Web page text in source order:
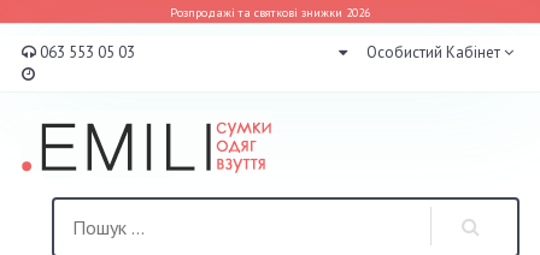
Розпродажі та святкові знижки 2026
063 553 05 03 Особистий Кабінет